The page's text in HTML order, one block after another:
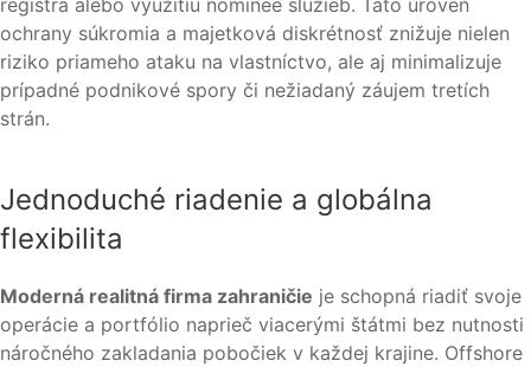
registra alebo využitiu nominee služieb. Táto úroveň
ochrany súkromia a majetková diskrétnosť znižuje nielen
riziko priameho ataku na vlastníctvo, ale aj minimalizuje
prípadné podnikové spory či nežiadaný záujem tretích
strán.
Jednoduché riadenie a globálna
flexibilita
Moderná realitná firma zahraničie je schopná riadiť svoje
operácie a portfólio naprieč viacerými štátmi bez nutnosti
náročného zakladania pobočiek v každej krajine. Offshore